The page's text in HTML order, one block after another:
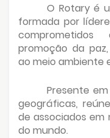
O Rotary é
formada por
promoção da
ao meio ambiente
Presente
geográficas,
de associados em
do mundo.